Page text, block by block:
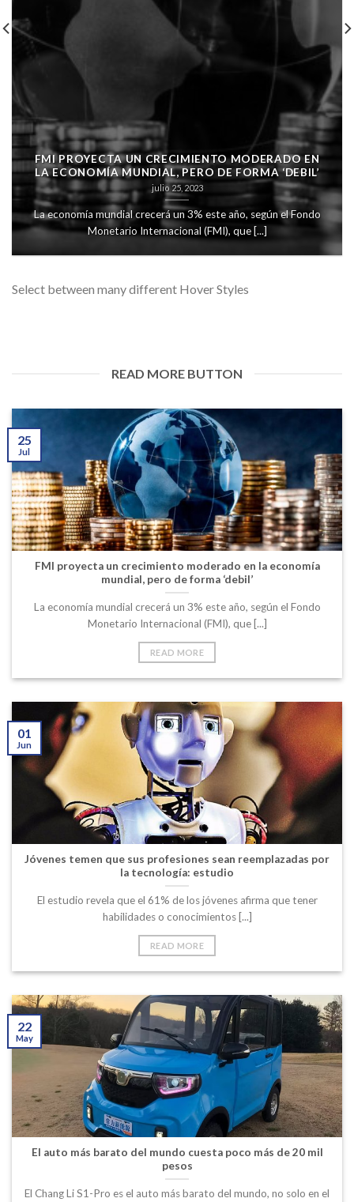
FMI PROYECTA UN CRECIMIENTO MODERADO EN
LA ECONOMÍA MUNDIAL, PERO DE FORMA ‘DEBIL’
julio 25, 2023
La economía mundial crecerá un 3% este año, según el Fondo
Monetario Internacional (FMI), que [...]
Select between many different Hover Styles
READ MORE BUTTON
FMI proyecta un crecimiento moderado en la economía
mundial, pero de forma ‘debil’
La economía mundial crecerá un 3% este año, según el Fondo
Monetario Internacional (FMI), que [...]
READ MORE
25
Jul
Jóvenes temen que sus profesiones sean reemplazadas por
la tecnología: estudio
El estudio revela que el 61% de los jóvenes afirma que tener
habilidades o conocimientos [...]
READ MORE
01
Jun
El auto más barato del mundo cuesta poco más de 20 mil
pesos
El Chang Li S1-Pro es el auto más barato del mundo, no solo en el
22
May